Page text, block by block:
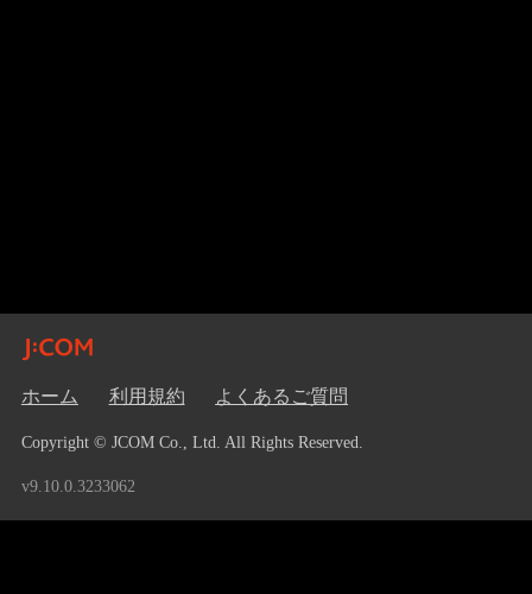
ホーム 利用規約 よくあるご質問
Copyright © JCOM Co., Ltd. All Rights Reserved.
v9.10.0.3233062